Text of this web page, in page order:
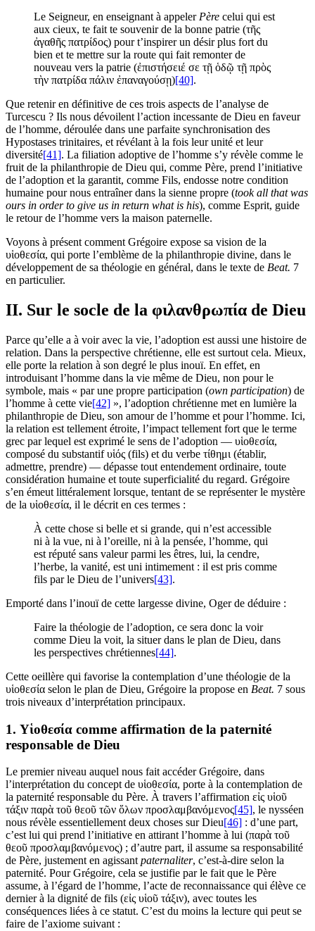
Le Seigneur, en enseignant à appeler Père celui qui est
aux cieux, te fait te souvenir de la bonne patrie (τῆς
ἀγαθῆς πατρίδος) pour t’inspirer un désir plus fort du
bien et te mettre sur la route qui fait remonter de
nouveau vers la patrie (ἐπιστήσειέ σε τῇ ὁδῷ τῇ πρὸς
τὴν πατρίδα πάλιν ἐπαναγούσῃ)[40].
Que retenir en définitive de ces trois aspects de l’analyse de
Turcescu ? Ils nous dévoilent l’action incessante de Dieu en faveur
de l’homme, déroulée dans une parfaite synchronisation des
Hypostases trinitaires, et révélant à la fois leur unité et leur
diversité[41]. La filiation adoptive de l’homme s’y révèle comme le
fruit de la philanthropie de Dieu qui, comme Père, prend l’initiative
de l’adoption et la garantit, comme Fils, endosse notre condition
humaine pour nous entraîner dans la sienne propre (took all that was
ours in order to give us in return what is his), comme Esprit, guide
le retour de l’homme vers la maison paternelle.
Voyons à présent comment Grégoire expose sa vision de la
υἱοθεσία, qui porte l’emblème de la philanthropie divine, dans le
développement de sa théologie en général, dans le texte de Beat. 7
en particulier.
II. Sur le socle de la φιλανθρωπία de Dieu
Parce qu’elle a à voir avec la vie, l’adoption est aussi une histoire de
relation. Dans la perspective chrétienne, elle est surtout cela. Mieux,
elle porte la relation à son degré le plus inouï. En effet, en
introduisant l’homme dans la vie même de Dieu, non pour le
symbole, mais « par une propre participation (own participation) de
l’homme à cette vie[42] », l’adoption chrétienne met en lumière la
philanthropie de Dieu, son amour de l’homme et pour l’homme. Ici,
la relation est tellement étroite, l’impact tellement fort que le terme
grec par lequel est exprimé le sens de l’adoption — υἱοθεσία,
composé du substantif υἱός (fils) et du verbe τίθημι (établir,
admettre, prendre) — dépasse tout entendement ordinaire, toute
considération humaine et toute superficialité du regard. Grégoire
s’en émeut littéralement lorsque, tentant de se représenter le mystère
de la υἱοθεσία, il le décrit en ces termes :
À cette chose si belle et si grande, qui n’est accessible
ni à la vue, ni à l’oreille, ni à la pensée, l’homme, qui
est réputé sans valeur parmi les êtres, lui, la cendre,
l’herbe, la vanité, est uni intimement : il est pris comme
fils par le Dieu de l’univers[43].
Emporté dans l’inouï de cette largesse divine, Oger de déduire :
Faire la théologie de l’adoption, ce sera donc la voir
comme Dieu la voit, la situer dans le plan de Dieu, dans
les perspectives chrétiennes[44].
Cette oeillère qui favorise la contemplation d’une théologie de la
υἱοθεσία selon le plan de Dieu, Grégoire la propose en Beat. 7 sous
trois niveaux d’interprétation principaux.
1. Υἱοθεσία comme affirmation de la paternité
responsable de Dieu
Le premier niveau auquel nous fait accéder Grégoire, dans
l’interprétation du concept de υἱοθεσία, porte à la contemplation de
la paternité responsable du Père. À travers l’affirmation εἰς υἱοῦ
τάξιν παρὰ τοῦ θεοῦ τῶν ὅλων προσλαμβανόμενος[45], le nysséen
nous révèle essentiellement deux choses sur Dieu[46] : d’une part,
c’est lui qui prend l’initiative en attirant l’homme à lui (παρὰ τοῦ
θεοῦ προσλαμβανόμενος) ; d’autre part, il assume sa responsabilité
de Père, justement en agissantpaternaliter, c’est-à-dire selon la
paternité. Pour Grégoire, cela se justifie par le fait que le Père
assume, à l’égard de l’homme, l’acte de reconnaissance qui élève ce
dernier à la dignité de fils (εἰς υἱοῦ τάξιν), avec toutes les
conséquences liées à ce statut. C’est du moins la lecture qui peut se
faire de l’axiome suivant :